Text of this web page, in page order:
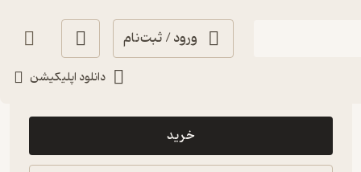
ورود / ثبت‌نام
دانلود اپلیکیشن
8,000
خرید